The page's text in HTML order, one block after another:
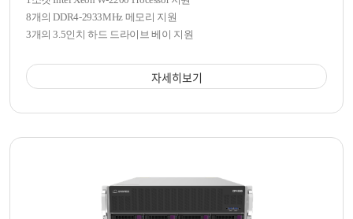
8개의 DDR4-2933MHz 메모리 지원
3개의 3.5인치 하드 드라이브 베이 지원
자세히보기